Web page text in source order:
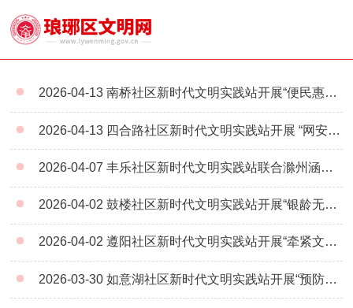
2026-04-13 南桥社区新时代文明实践站开展“便民惠邻里 红领暖人心”便民服务专场活动
2026-04-13 四合路社区新时代文明实践站开展 “网安民安国家安 文明用网记心间” 主题活动
2026-04-07 丰乐社区新时代文明实践站联合滁州涵博集团医院开展 “周五有约・健康相伴” 年度公益义诊活动
2026-04-02 鼓楼社区新时代文明实践站开展“银龄无忧学智能 反诈护航享安康”主题宣传活动
2026-04-02 遵阳社区新时代文明实践站开展“牵紧文明绳 守护邻里情”主题宣传活动
2026-03-30 如意湖社区新时代文明实践站开展“预防传染病 健康我先行”春季传染病预防宣传活动